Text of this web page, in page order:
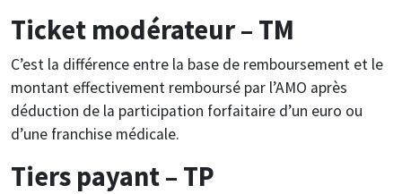
Ticket modérateur – TM
C’est la différence entre la base de remboursement et le
montant effectivement remboursé par l’AMO après
déduction de la participation forfaitaire d’un euro ou
d’une franchise médicale.
Tiers payant – TP